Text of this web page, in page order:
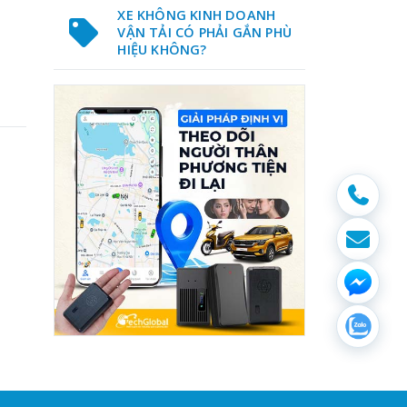
XE KHÔNG KINH DOANH
VẬN TẢI CÓ PHẢI GẮN PHÙ
HIỆU KHÔNG?